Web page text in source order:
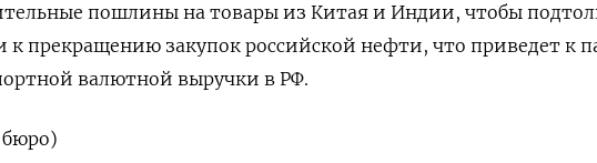
пошлины на товары из Китая и Индии, чтобы
к прекращению закупок российской нефти, что приведет к
валютной выручки в РФ.